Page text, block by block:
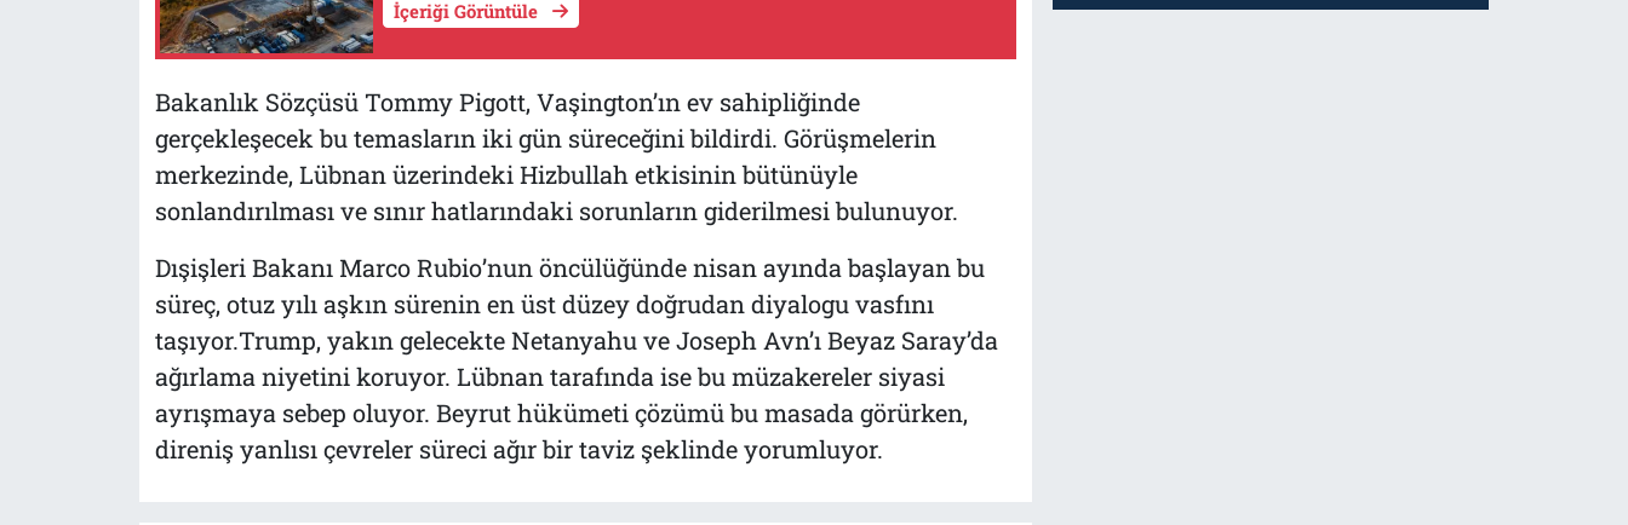
İçeriği Görüntüle
Bakanlık Sözçüsü Tommy Pigott, Vaşington’ın ev sahipliğinde
gerçekleşecek bu temasların iki gün süreceğini bildirdi. Görüşmelerin
merkezinde, Lübnan üzerindeki Hizbullah etkisinin bütünüyle
sonlandırılması ve sınır hatlarındaki sorunların giderilmesi bulunuyor.
Dışişleri Bakanı Marco Rubio’nun öncülüğünde nisan ayında başlayan bu
süreç, otuz yılı aşkın sürenin en üst düzey doğrudan diyalogu vasfını
taşıyor.Trump, yakın gelecekte Netanyahu ve Joseph Avn’ı Beyaz Saray’da
ağırlama niyetini koruyor. Lübnan tarafında ise bu müzakereler siyasi
ayrışmaya sebep oluyor. Beyrut hükümeti çözümü bu masada görürken,
direniş yanlısı çevreler süreci ağır bir taviz şeklinde yorumluyor.